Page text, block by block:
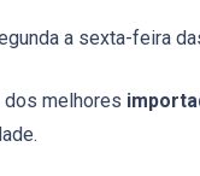
a sexta-feira
dos melhores